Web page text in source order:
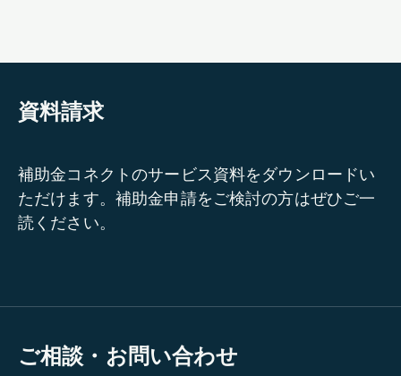
資料請求
補助金コネクトのサービス資料をダウンロードい
ただけます。補助金申請をご検討の方はぜひご一
読ください。
ご相談・お問い合わせ